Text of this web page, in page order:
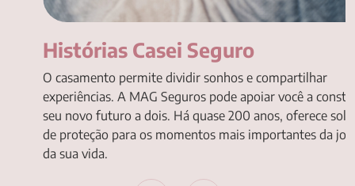
Histórias Casei Seguro
O casamento permite dividir sonhos e compartilhar
experiências. A MAG Seguros pode apoiar você a
seu novo futuro a dois. Há quase 200 anos, oferece
de proteção para os momentos mais importantes da
da sua vida.